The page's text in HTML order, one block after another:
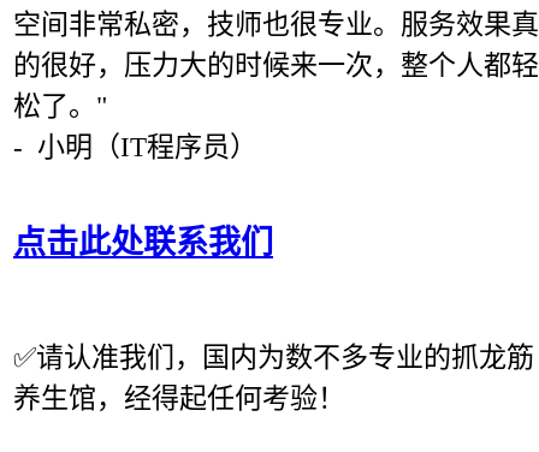
空间非常私密，技师也很专业。服务效果真
的很好，压力大的时候来一次，整个人都轻
松了。"
- 小明（IT程序员）
点击此处联系我们
✅请认准我们，国内为数不多专业的抓龙筋
养生馆，经得起任何考验！